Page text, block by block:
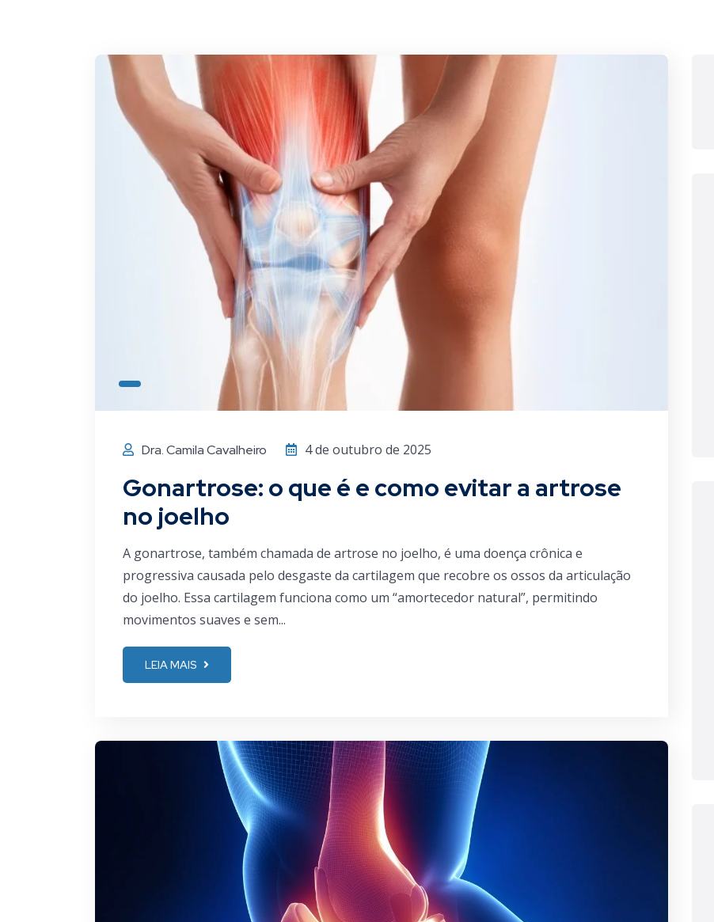
Dra. Camila Cavalheiro 4 de outubro de 2025
Gonartrose: o que é e como evitar a artrose
no joelho
A gonartrose, também chamada de artrose no joelho, é uma doença crônica e
progressiva causada pelo desgaste da cartilagem que recobre os ossos da articulação
do joelho. Essa cartilagem funciona como um “amortecedor natural”, permitindo
movimentos suaves e sem...
LEIA MAIS